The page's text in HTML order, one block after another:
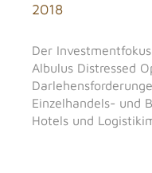
2018
Der
Albulus Distressed
Einzelhandels- und
Hotels und